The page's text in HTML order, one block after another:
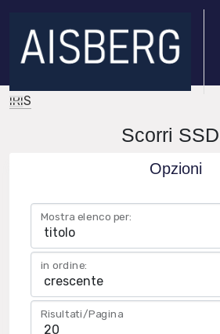
IRIS
Scorri SSD
Opzioni
Mostra elenco per:
in ordine:
Risultati/Pagina